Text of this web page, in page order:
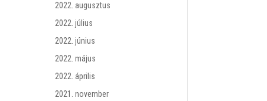
2022. augusztus
2022. július
2022. június
2022. május
2022. április
2021. november